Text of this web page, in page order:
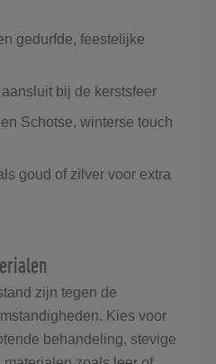
gedurfde, feestelijke
bij de kerstsfeer
Schotse, winterse touch
goud of zilver voor extra
zijn tegen de
Kies voor
behandeling, stevige